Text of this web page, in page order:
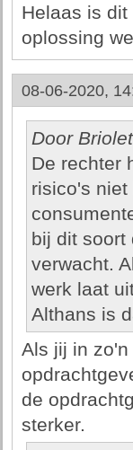
Helaas is
oplossing
08-06-2020,
Door
De rechter
risico's
bij dit soort
verwacht.
werk laat
Althans is
Als jij in
de
sterker.